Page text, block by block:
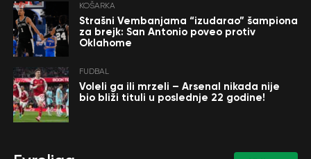
KOŠARKA
Strašni Vembanjama “izudarao” šampiona
za brejk: San Antonio poveo protiv
Oklahome
FUDBAL
Voleli ga ili mrzeli – Arsenal nikada nije
bio bliži tituli u poslednje 22 godine!